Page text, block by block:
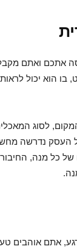
אתכם ואתם
הוא יכול
לסוג
העסק נדרשה
כל מנה, החיבור
אתם אוהבים